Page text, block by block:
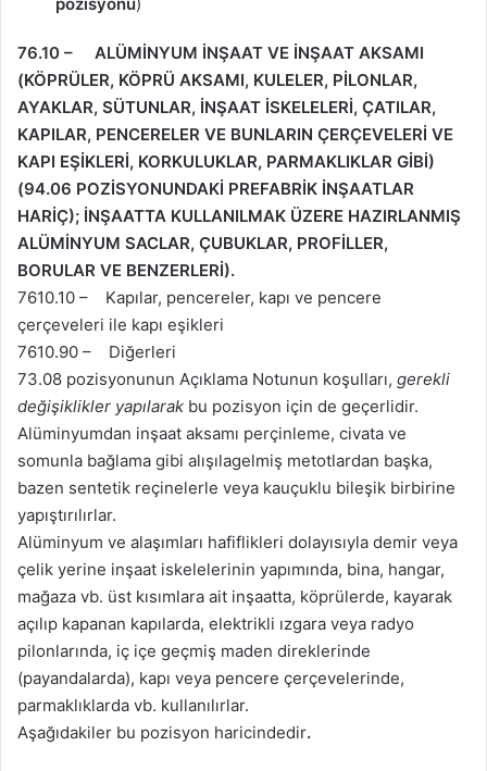
76.10 – ALÜMİNYUM İNŞAAT VE İNŞAAT AKSAMI
(KÖPRÜLER, KÖPRÜ AKSAMI, KULELER, PİLONLAR,
AYAKLAR, SÜTUNLAR, İNŞAAT İSKELELERİ, ÇATILAR,
KAPILAR, PENCERELER VE BUNLARIN ÇERÇEVELERİ VE
KAPI EŞİKLERİ, KORKULUKLAR, PARMAKLIKLAR GİBİ)
(94.06 POZİSYONUNDAKİ PREFABRİK İNŞAATLAR
HARİÇ); İNŞAATTA KULLANILMAK ÜZERE HAZIRLANMIŞ
ALÜMİNYUM SACLAR, ÇUBUKLAR, PROFİLLER,
BORULAR VE BENZERLERİ).
7610.10 – Kapılar, pencereler, kapı ve pencere
çerçeveleri ile kapı eşikleri
7610.90 – Diğerleri
73.08 pozisyonunun Açıklama Notunun koşulları, gerekli
değişiklikler yapılarak bu pozisyon için de geçerlidir.
Alüminyumdan inşaat aksamı perçinleme, civata ve
somunla bağlama gibi alışılagelmiş metotlardan başka,
bazen sentetik reçinelerle veya kauçuklu bileşik birbirine
yapıştırılırlar.
Alüminyum ve alaşımları hafiflikleri dolayısıyla demir veya
çelik yerine inşaat iskelelerinin yapımında, bina, hangar,
mağaza vb. üst kısımlara ait inşaatta, köprülerde, kayarak
açılıp kapanan kapılarda, elektrikli ızgara veya radyo
pilonlarında, iç içe geçmiş maden direklerinde
(payandalarda), kapı veya pencere çerçevelerinde,
parmaklıklarda vb. kullanılırlar.
Aşağıdakiler bu pozisyon haricindedir.